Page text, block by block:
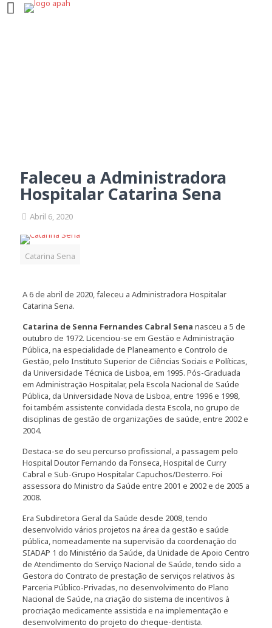
Faleceu a Administradora
Hospitalar Catarina Sena
Abril 6, 2020
Catarina Sena
A 6 de abril de 2020, faleceu a Administradora Hospitalar
Catarina Sena.
Catarina de Senna Fernandes Cabral Sena nasceu a 5 de
outubro de 1972. Licenciou-se em Gestão e Administração
Pública, na especialidade de Planeamento e Controlo de
Gestão, pelo Instituto Superior de Ciências Sociais e Políticas,
da Universidade Técnica de Lisboa, em 1995. Pós-Graduada
em Administração Hospitalar, pela Escola Nacional de Saúde
Pública, da Universidade Nova de Lisboa, entre 1996 e 1998,
foi também assistente convidada desta Escola, no grupo de
disciplinas de gestão de organizações de saúde, entre 2002 e
2004.
Destaca-se do seu percurso profissional, a passagem pelo
Hospital Doutor Fernando da Fonseca, Hospital de Curry
Cabral e Sub-Grupo Hospitalar Capuchos/Desterro. Foi
assessora do Ministro da Saúde entre 2001 e 2002 e de 2005 a
2008.
Era Subdiretora Geral da Saúde desde 2008, tendo
desenvolvido vários projetos na área da gestão e saúde
pública, nomeadamente na supervisão da coordenação do
SIADAP 1 do Ministério da Saúde, da Unidade de Apoio Centro
de Atendimento do Serviço Nacional de Saúde, tendo sido a
Gestora do Contrato de prestação de serviços relativos às
Parceria Público-Privadas, no desenvolvimento do Plano
Nacional de Saúde, na criação do sistema de incentivos à
procriação medicamente assistida e na implementação e
desenvolvimento do projeto do cheque-dentista.